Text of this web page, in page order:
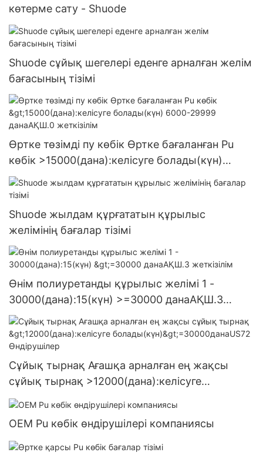
көтерме сату - Shuode
Shuode сұйық шегелері еденге арналған желім
бағасының тізімі
Өртке төзімді пу көбік Өртке бағаланған Pu
көбік >15000(дана):келісуге болады(күн)
6000-29999 данаАҚШ.0 жеткізілім
Shuode жылдам құрғататын құрылыс
желімінің бағалар тізімі
Өнім полиуретанды құрылыс желімі 1 -
30000(дана):15(күн) >=30000 данаАҚШ.3
жеткізілім
Сұйық тырнақ Ағашқа арналған ең жақсы
сұйық тырнақ >12000(дана):келісуге
болады(күн)>=30000данаUS72 Өндірушілер
OEM Pu көбік өндірушілері компаниясы